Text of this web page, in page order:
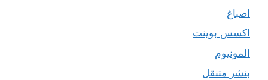
اصباغ
اكسس بوينت
المونيوم
بنشر متنقل